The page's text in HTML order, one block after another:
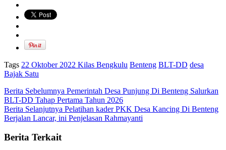
Tags 22 Oktober 2022 Kilas Bengkulu Benteng BLT-DD desa
Bajak Satu
Berita Sebelumnya Pemerintah Desa Punjung Di Benteng Salurkan
BLT-DD Tahap Pertama Tahun 2026
Berita Selanjutnya Pelatihan kader PKK Desa Kancing Di Benteng
Berjalan Lancar, ini Penjelasan Rahmayanti
Berita Terkait